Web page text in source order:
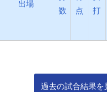
出場
数
点
打
過去の試合結果